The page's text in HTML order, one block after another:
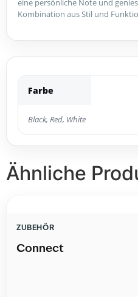
eine persönliche Note und
Kombination aus Stil und
Farbe
Black, Red, White
Ähnliche
ZUBEHÖR
Connect